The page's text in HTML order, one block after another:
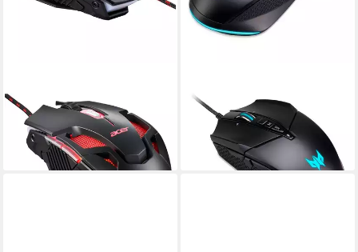
Nitro Maus II Gaming Mouse
Maus
ab 53,56 €
lieferbar - in 4-5 Werktagen bei dir
Predator Cestus 335 Gaming
Maus Maus
ab 89,35 €
lieferbar - in 3-4 Werktagen bei dir